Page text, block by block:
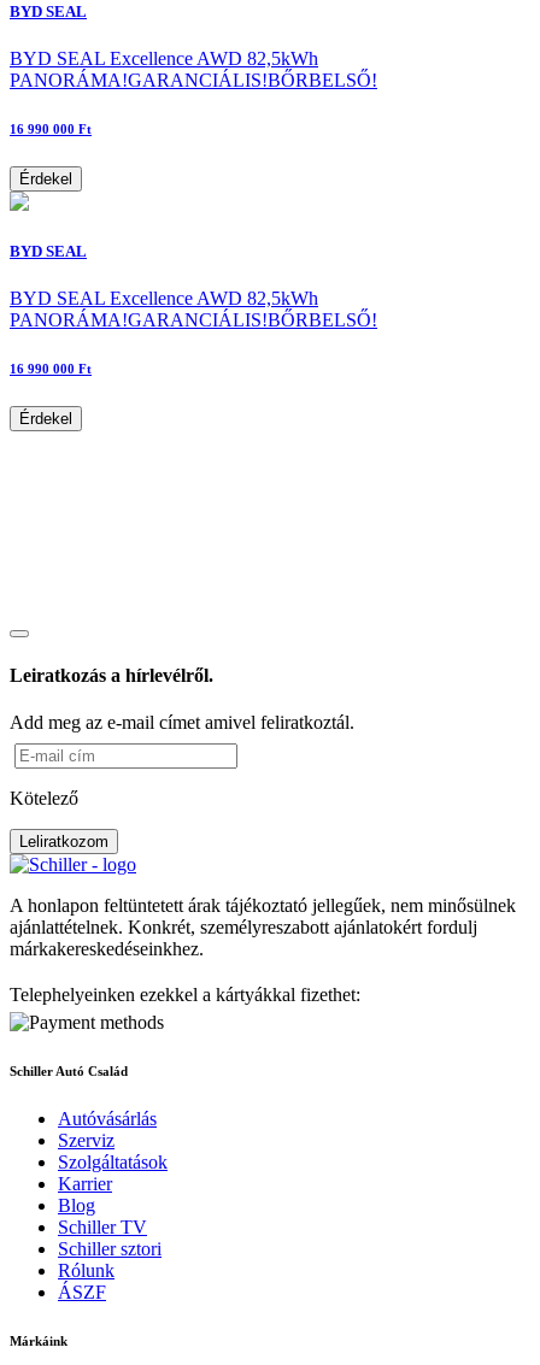
BYD SEAL
BYD SEAL Excellence AWD 82,5kWh
PANORÁMA!GARANCIÁLIS!BŐRBELSŐ!
16 990 000 Ft
Érdekel
BYD SEAL
BYD SEAL Excellence AWD 82,5kWh
PANORÁMA!GARANCIÁLIS!BŐRBELSŐ!
16 990 000 Ft
Érdekel
Leiratkozás a hírlevélről.
Add meg az e-mail címet amivel feliratkoztál.
Kötelező
Leliratkozom
A honlapon feltüntetett árak tájékoztató jellegűek, nem minősülnek
ajánlattételnek. Konkrét, személyreszabott ajánlatokért fordulj
márkakereskedéseinkhez.
Telephelyeinken ezekkel a kártyákkal fizethet:
Schiller Autó Család
Autóvásárlás
Szerviz
Szolgáltatások
Karrier
Blog
Schiller TV
Schiller sztori
Rólunk
ÁSZF
Márkáink